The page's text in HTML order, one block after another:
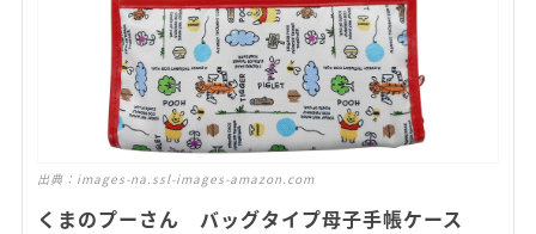
出典： images-na.ssl-images-amazon.com
くまのプーさん バッグタイプ母子手帳ケース